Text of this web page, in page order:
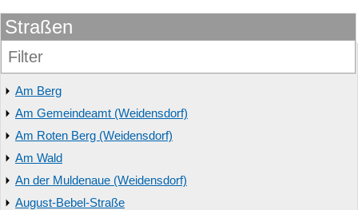
Straßen
Am Berg
Am Gemeindeamt (Weidensdorf)
Am Roten Berg (Weidensdorf)
Am Wald
An der Muldenaue (Weidensdorf)
August-Bebel-Straße